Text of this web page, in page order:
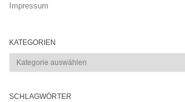
Impressum
KATEGORIEN
Kategorien
SCHLAGWÖRTER